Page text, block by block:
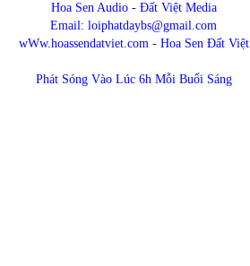
Hoa Sen Audio - Đất Việt Media
Email: loiphatdaybs@gmail.com
wWw.hoassendatviet.com - Hoa Sen Đất Việt
Phát Sóng Vào Lúc 6h Mỗi Buổi Sáng